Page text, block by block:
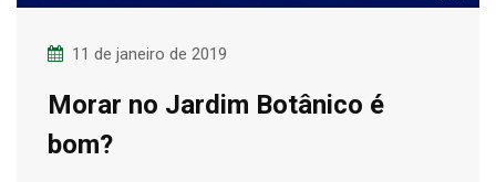
11 de janeiro de 2019
Morar no Jardim Botânico é
bom?